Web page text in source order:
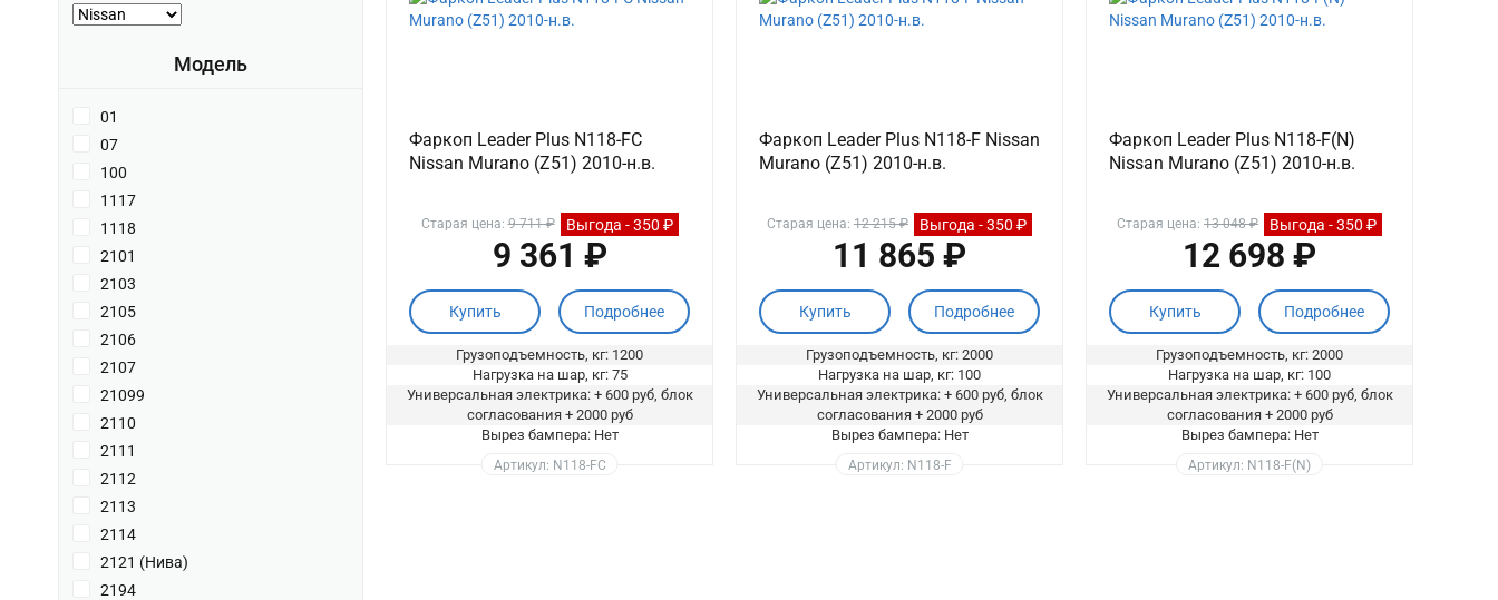
Модель
01
07
100
1117
1118
2101
2103
2105
2106
2107
21099
2110
2111
2112
2113
2114
2121 (Нива)
2194
Фаркоп Leader Plus N118-FC
Nissan Murano (Z51) 2010-н.в.
Старая цена:9 711 ₽ Выгода - 350 ₽
9 361 ₽
Купить Подробнее
Грузоподъемность, кг: 1200
Нагрузка на шар, кг: 75
Универсальная электрика: + 600 руб, блок
согласования + 2000 руб
Вырез бампера: Нет
Артикул: N118-FC
Фаркоп Leader Plus N118-F Nissan
Murano (Z51) 2010-н.в.
Старая цена: 12 215 ₽ Выгода - 350 ₽
11 865 ₽
Купить Подробнее
Грузоподъемность, кг: 2000
Нагрузка на шар, кг: 100
Универсальная электрика: + 600 руб, блок
согласования + 2000 руб
Вырез бампера: Нет
Артикул: N118-F
Фаркоп Leader Plus N118-F(N)
Nissan Murano (Z51) 2010-н.в.
Старая цена: 13 048 ₽ Выгода - 350 ₽
12 698 ₽
Купить Подробнее
Грузоподъемность, кг: 2000
Нагрузка на шар, кг: 100
Универсальная электрика: + 600 руб, блок
согласования + 2000 руб
Вырез бампера: Нет
Артикул: N118-F(N)